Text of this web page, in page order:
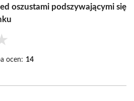
oszustami podszywającymi się
ocen: 14